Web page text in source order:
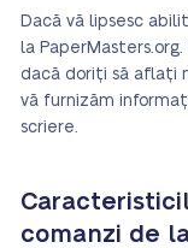
Dacă vă lipsesc
la
dacă doriți să aflați
vă furnizăm
scriere.
comanzi de